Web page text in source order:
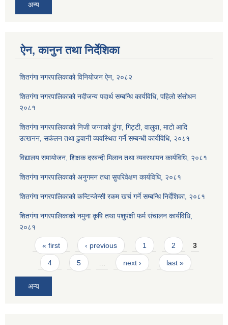
अन्य
ऐन, कानुन तथा निर्देशिका
शितगंगा नगरपालिकाको विनियोजन ऐन, २०८२
शितगंगा नगरपालिकाको नदीजन्य पदार्थ सम्बन्धि कार्यविधि, पहिलो संसोधन
२०८१
शितगंगा नगरपालिकाको निजी जग्गाको ढुंगा, गिट्टी, वालुवा, माटो आदि
उत्खनन, सकंलन तथा ढुवानी व्यवस्थित गर्ने सम्बन्धी कार्यविधि, २०८१
विद्यालय समायोजन, शिक्षक दरबन्दी मिलान तथा व्यवस्थापन कार्यविधि, २०८१
शितगंगा नगरपालिकाको अनुगमन तथा सुपरिवेक्षण कार्यविधि, २०८१
शितगंगा नगरपालिकाको कन्टिन्जेन्सी रकम खर्च गर्ने सम्बन्धि निर्देशिका, २०८१
शितगंगा नगरपालिकाको नमुना कृषि तथा पशुपंक्षी फर्म संचालन कार्यविधि,
२०८१
Pages
« first ‹ previous 1 2 3
4 5 next › last »
अन्य